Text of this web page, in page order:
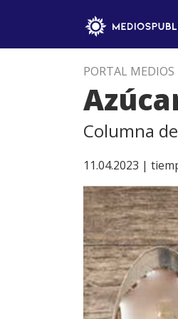
PORTAL MEDIOS
Columna
11.04.2023 |